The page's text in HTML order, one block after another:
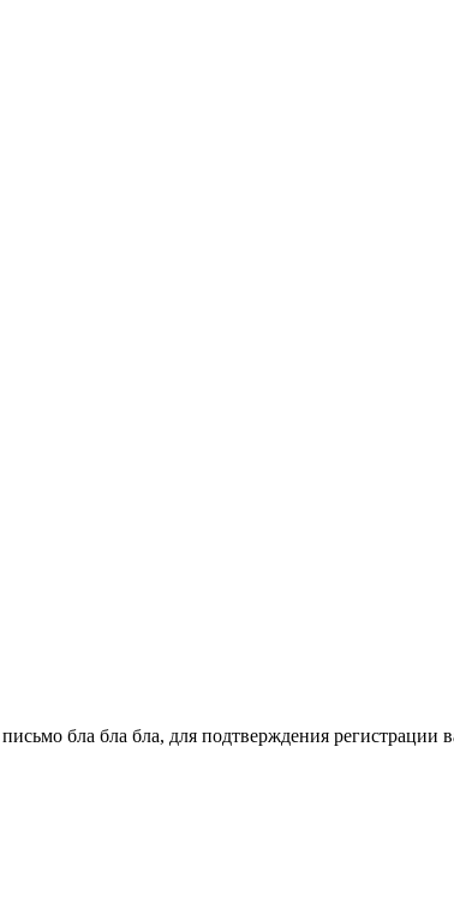
бла бла бла, для подтверждения регистрации